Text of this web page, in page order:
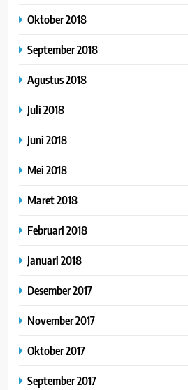
Oktober 2018
September 2018
Agustus 2018
Juli 2018
Juni 2018
Mei 2018
Maret 2018
Februari 2018
Januari 2018
Desember 2017
November 2017
Oktober 2017
September 2017